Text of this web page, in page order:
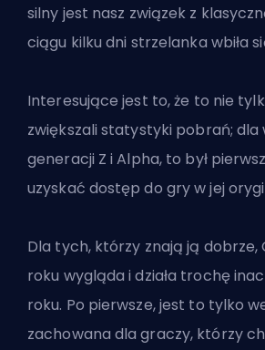
silny jest nasz związek z
ciągu kilku dni strzelanka wbiła
Interesujące jest to, że to nie
zwiększali statystyki pobrań; dla
generacji Z i Alpha, to był
uzyskać dostęp do gry w jej
Dla tych, którzy znają ją dobrze,
roku wygląda i działa trochę
roku. Po pierwsze, jest to tylko
zachowana dla graczy, którzy